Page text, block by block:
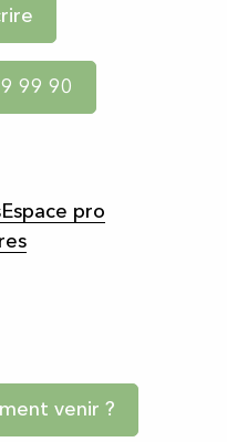
99 90
Espace pro
venir ?